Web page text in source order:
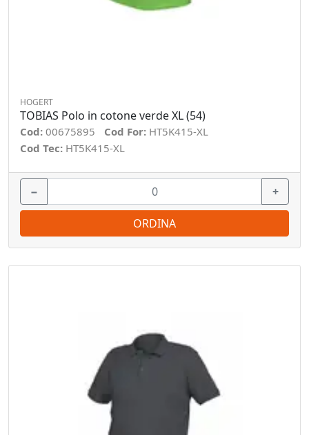
HOGERT
TOBIAS Polo in cotone verde XL (54)
Cod: 00675895 Cod For: HT5K415-XL
Cod Tec: HT5K415-XL
− +
ORDINA